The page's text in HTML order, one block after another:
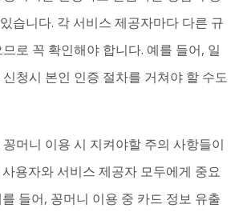
습니다. 각 서비스 제공자마다 다른 규
로 꼭 확인해야 합니다. 예를 들어, 일
청시 본인 인증 절차를 거쳐야 할 수도
머니 이용 시 지켜야할 주의 사항들이
용자와 서비스 제공자 모두에게 중요
들어, 꽁머니 이용 중 카드 정보 유출